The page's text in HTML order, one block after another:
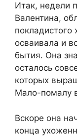
Итак, недели
Валентина,
покладистого
осваивала и
бытия. Она
осталось
которых
Мало-помалу
Вскоре она
конца